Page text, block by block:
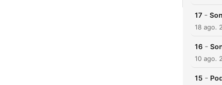
17 -
18 ago.
16 -
10 ago.
15 -